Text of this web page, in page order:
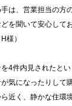
は、営業担当の方
を聞いて安心して
様）
4件内見されたと
気になったりして
近く、静かな住環